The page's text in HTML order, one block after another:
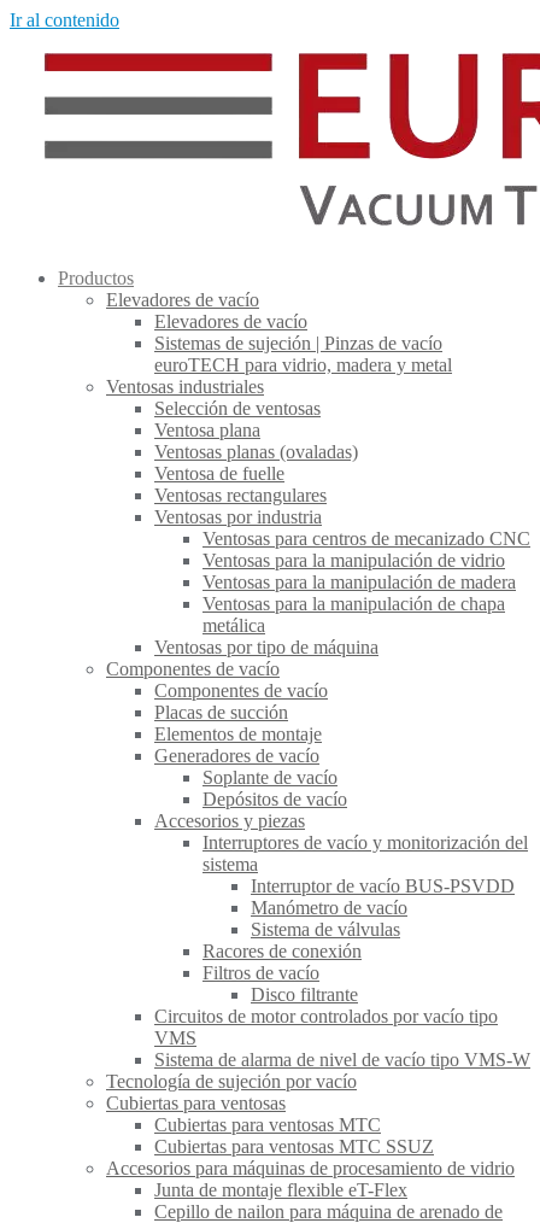
Ir al contenido
Productos
Elevadores de vacío
Elevadores de vacío
Sistemas de sujeción | Pinzas de vacío
euroTECH para vidrio, madera y metal
Ventosas industriales
Selección de ventosas
Ventosa plana
Ventosas planas (ovaladas)
Ventosa de fuelle
Ventosas rectangulares
Ventosas por industria
Ventosas para centros de mecanizado CNC
Ventosas para la manipulación de vidrio
Ventosas para la manipulación de madera
Ventosas para la manipulación de chapa
metálica
Ventosas por tipo de máquina
Componentes de vacío
Componentes de vacío
Placas de succión
Elementos de montaje
Generadores de vacío
Soplante de vacío
Depósitos de vacío
Accesorios y piezas
Interruptores de vacío y monitorización del
sistema
Interruptor de vacío BUS-PSVDD
Manómetro de vacío
Sistema de válvulas
Racores de conexión
Filtros de vacío
Disco filtrante
Circuitos de motor controlados por vacío tipo
VMS
Sistema de alarma de nivel de vacío tipo VMS-W
Tecnología de sujeción por vacío
Cubiertas para ventosas
Cubiertas para ventosas MTC
Cubiertas para ventosas MTC SSUZ
Accesorios para máquinas de procesamiento de vidrio
Junta de montaje flexible eT-Flex
Cepillo de nailon para máquina de arenado de